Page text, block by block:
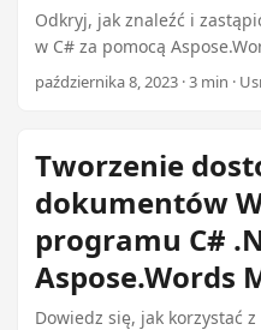
Odkryj, jak znaleźć i
w C# za pomocą
zastąpienie tekstu,
programowe aktualizacje
października 8, 2023 · 3 min ·
Tworzenie
dokumentów
programu C#
Aspose.Words
Dowiedz się, jak korzystać